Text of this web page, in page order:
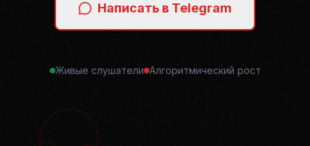
Написать в Telegram
Живые слушатели Алгоритмический рост